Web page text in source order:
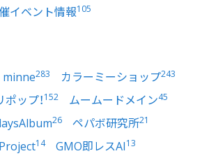
イベント情報105
minne283 カラーミーショップ243
ポップ！152 ムームードメイン45
26 ペパボ研究所21
14 GMO即レスAI13